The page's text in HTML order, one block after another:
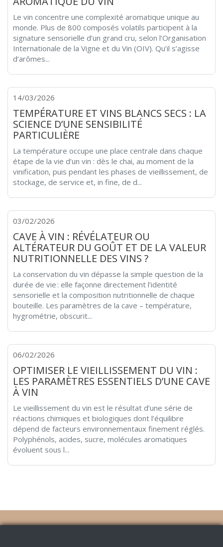
Le vin concentre une complexité aromatique unique au
monde. Plus de 800 composés volatils participent à la
signature sensorielle d’un grand cru, selon l’Organisation
Internationale de la Vigne et du Vin (OIV). Qu’il s’agisse
d’arômes...
14/03/2026
TEMPÉRATURE ET VINS BLANCS SECS : LA
SCIENCE D’UNE SENSIBILITÉ
PARTICULIÈRE
La température occupe une place centrale dans chaque
étape de la vie d’un vin : dès le chai, au moment de la
vinification, puis pendant les phases de vieillissement, de
stockage, de service et, in fine, de d...
03/02/2026
CAVE À VIN : RÉVÉLATEUR OU
ALTÉRATEUR DU GOÛT ET DE LA VALEUR
NUTRITIONNELLE DES VINS ?
La conservation du vin dépasse la simple question de la
durée de vie : elle façonne directement l’identité
sensorielle et la composition nutritionnelle de chaque
bouteille. Les paramètres de la cave – température,
hygrométrie, obscurit...
06/02/2026
OPTIMISER LE VIEILLISSEMENT DU VIN :
LES PARAMÈTRES ESSENTIELS D’UNE CAVE
À VIN
Le vieillissement du vin est le résultat d’une série de
réactions chimiques et biologiques dont l’équilibre
dépend de facteurs environnementaux finement réglés.
Polyphénols, acides, sucre, molécules aromatiques
évoluent sous l...